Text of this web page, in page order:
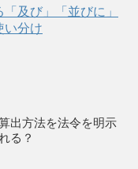
及び」「並びに」
い分け
出方法を法令を明示
る？